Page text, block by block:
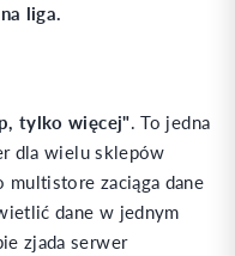
liga.
tylko więcej". To jedna
dla wielu sklepów
multistore zaciąga dane
dane w jednym
zjada serwer